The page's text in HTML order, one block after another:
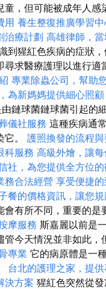
，但可能被成年人感
用 養生整復推廣學習
治療計劃 高雄律師，
到猩紅色疾病的症狀
尋求醫療護理以進行適
專業除蟲公司，幫助
為新媽媽提供細心照顧
鏈球菌鏈球菌引起的
儀社服務 這種疾病通
它。 護照換發的流程
科服務 高級外燴，讓
社，為您提供全方位
務合法經營 享受便捷的
餐的價格資訊，讓您
會有所不同，重要的是
摩服務 斯嘉麗以前是
管今天情況並非如此，
專業 它的病原體是一
台北的護理之家，提
決方案 猩紅色突然從